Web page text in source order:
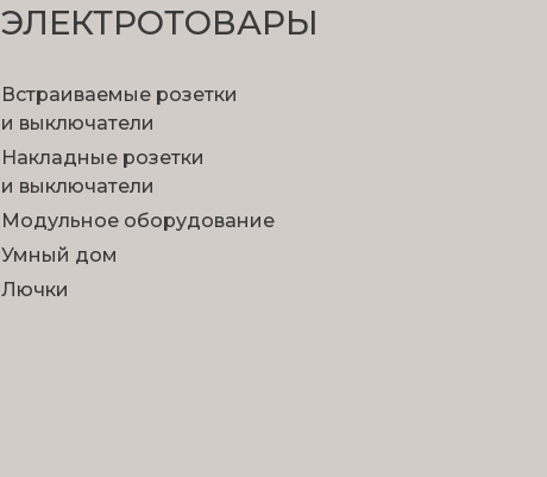
ЭЛЕКТРОТОВАРЫ
Встраиваемые розетки
и выключатели
Накладные розетки
и выключатели
Модульное оборудование
Умный дом
Лючки